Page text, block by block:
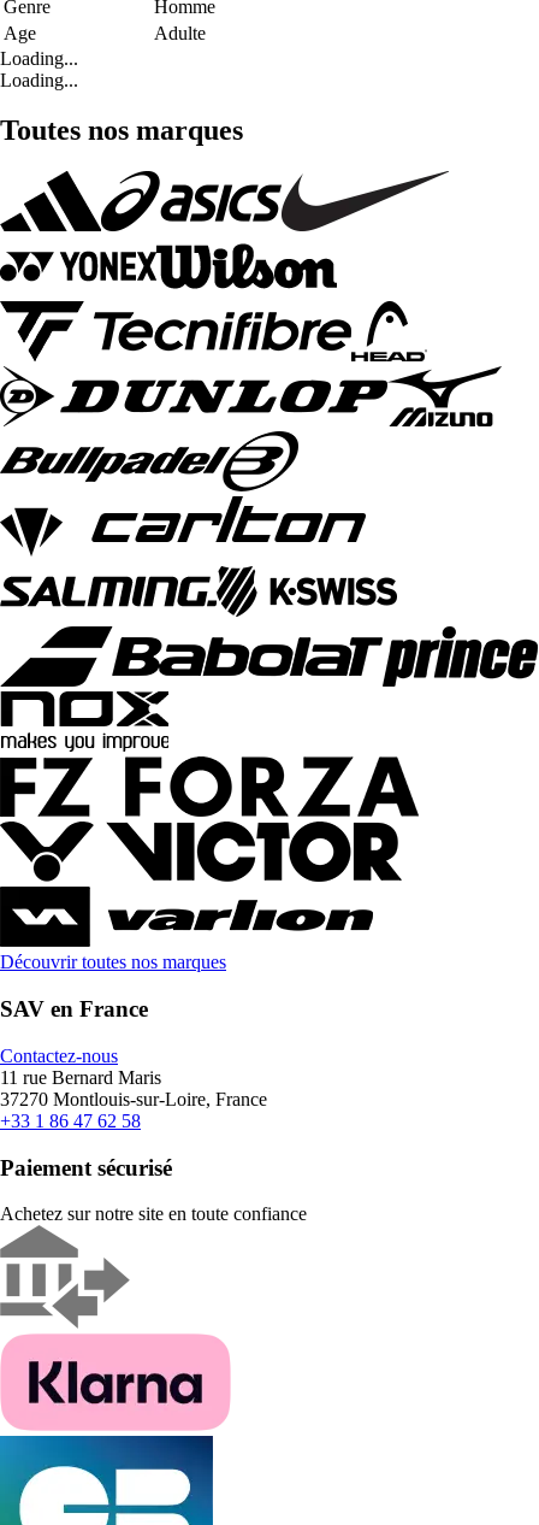
Genre
Homme
Age
Adulte
Loading...
Loading...
Toutes nos marques
Découvrir toutes nos marques
SAV en France
Contactez-nous
11 rue Bernard Maris
37270 Montlouis-sur-Loire, France
+33 1 86 47 62 58
Paiement sécurisé
Achetez sur notre site en toute confiance